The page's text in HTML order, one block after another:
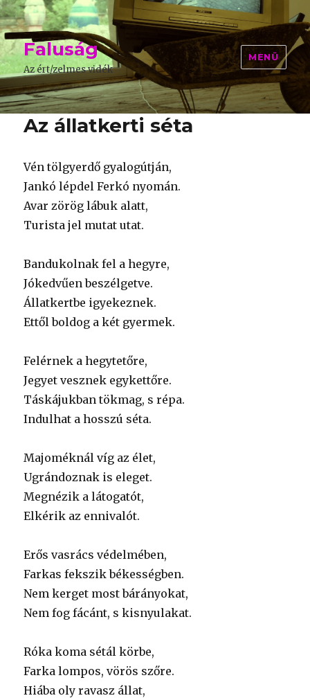
Faluság
Az ért/zelmes vidék
MENÜ
Az állatkerti séta
Vén tölgyerdő gyalogútján,
Jankó lépdel Ferkó nyomán.
Avar zörög lábuk alatt,
Turista jel mutat utat.
Bandukolnak fel a hegyre,
Jókedvűen beszélgetve.
Állatkertbe igyekeznek.
Ettől boldog a két gyermek.
Felérnek a hegytetőre,
Jegyet vesznek egykettőre.
Táskájukban tökmag, s répa.
Indulhat a hosszú séta.
Majoméknál víg az élet,
Ugrándoznak is eleget.
Megnézik a látogatót,
Elkérik az ennivalót.
Erős vasrács védelmében,
Farkas fekszik békességben.
Nem kerget most bárányokat,
Nem fog fácánt, s kisnyulakat.
Róka koma sétál körbe,
Farka lompos, vörös szőre.
Hiába oly ravasz állat,